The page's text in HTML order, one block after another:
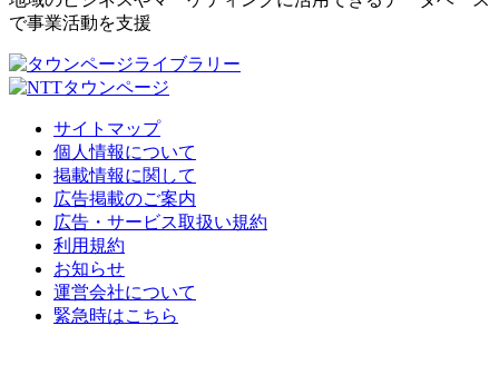
で事業活動を支援
サイトマップ
個人情報について
掲載情報に関して
広告掲載のご案内
広告・サービス取扱い規約
利用規約
お知らせ
運営会社について
緊急時はこちら